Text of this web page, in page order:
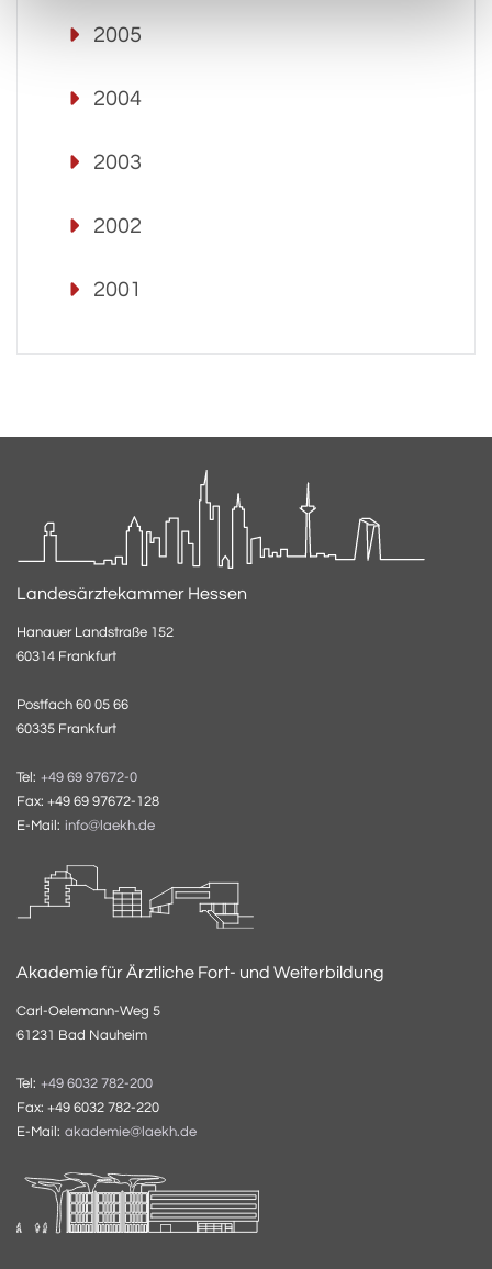
2005
2004
2003
2002
2001
Landesärztekammer Hessen
Hanauer Landstraße 152
60314 Frankfurt
Postfach 60 05 66
60335 Frankfurt
Tel: +49 69 97672-0
Fax: +49 69 97672-128
E-Mail: info@laekh.de
Akademie für Ärztliche Fort- und Weiterbildung
Carl-Oelemann-Weg 5
61231 Bad Nauheim
Tel: +49 6032 782-200
Fax: +49 6032 782-220
E-Mail: akademie@laekh.de